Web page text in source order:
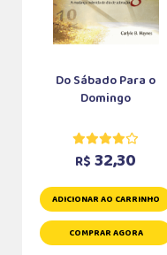
Do Sábado Para o
Domingo
R$ 32,30
ADICIONAR AO CARRINHO
COMPRAR AGORA